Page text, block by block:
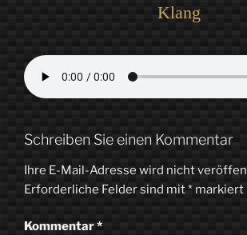
Klang
Schreiben Sie einen Kommentar
Ihre E-Mail-Adresse wird nicht
Erforderliche Felder sind mit* markiert
Kommentar*